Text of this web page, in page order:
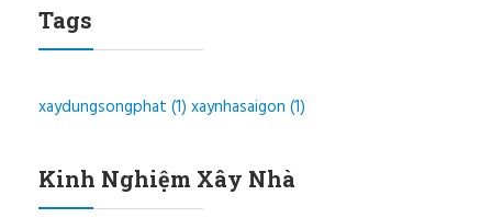
Tags
xaydungsongphat (1) xaynhasaigon (1)
Kinh Nghiệm Xây Nhà